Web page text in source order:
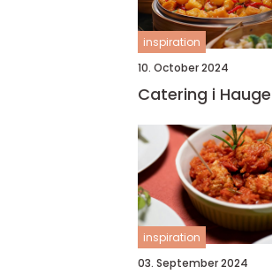
inspiration
10. October 2024
Catering i
inspiration
03. September 2024